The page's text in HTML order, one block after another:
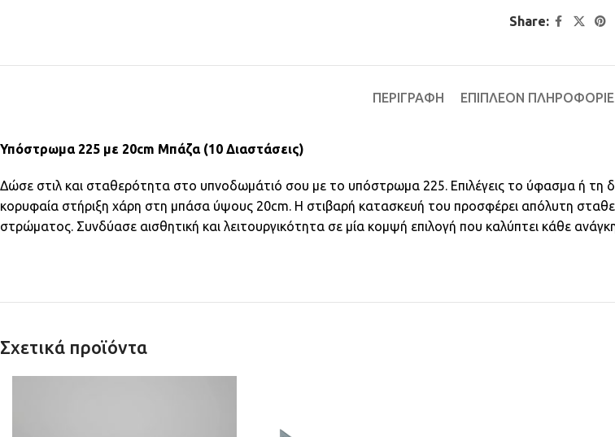
Share:
ΠΕΡΙΓΡΑΦΉ ΕΠΙΠΛΈΟΝ
Υπόστρωμα 225 με 20cm Μπάζα (10 Διαστάσεις)
Δώσε στιλ και σταθερότητα στο υπνοδωμάτιό σου με το υπόστρωμα 225. Επιλέγεις το ύφασμα ή τη
κορυφαία στήριξη χάρη στη μπάσα ύψους 20cm. Η στιβαρή κατασκευή του προσφέρει απόλυτη
στρώματος. Συνδύασε αισθητική και λειτουργικότητα σε μία κομψή επιλογή που καλύπτει κάθε
Σχετικά προϊόντα